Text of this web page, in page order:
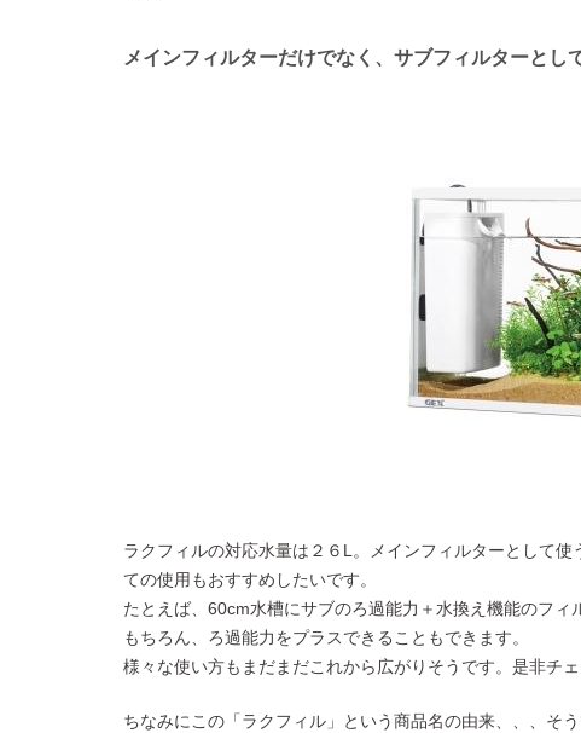
メインフィルターだけでなく、サブフィルターとし
ラクフィルの対応水量は２６L。メインフィルターとして
ての使用もおすすめしたいです。
たとえば、60cm水槽にサブのろ過能力＋水換え機能のフ
もちろん、ろ過能力をプラスできることもできます。
様々な使い方もまだまだこれから広がりそうです。是非チェ
ちなみにこの「ラクフィル」という商品名の由来、、、